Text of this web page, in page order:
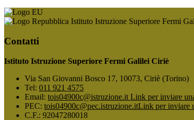
Istituto Istruzione Superiore Fermi
Contatti
Istituto Istruzione Superiore Fermi Galilei Ciriè
Via San Giovanni Bosco 17, 10073, Ciriè (Torino)
Tel: 011 921 4575
Email: tois04900c@istruzione.it Link per inviare
PEC: tois04900c@pec.istruzione.itLink per inviare
C.F.: 92047280018